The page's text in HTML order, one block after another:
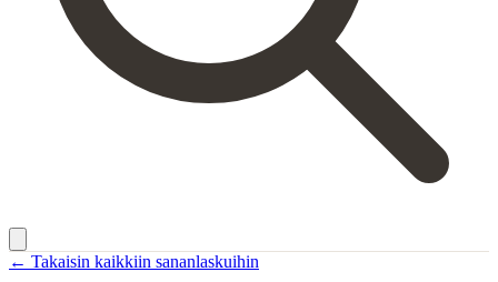
← Takaisin kaikkiin sananlaskuihin